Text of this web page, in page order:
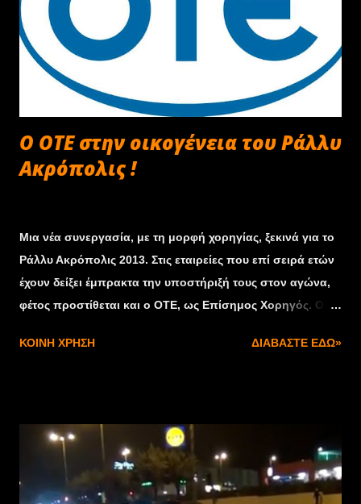
ρίσκα, αν συμβεί το <ο μη γένοιτο>. Πέραν αυτού ο ΣΟΑΑ
καλεί την ΟΜΑΕ και την ΕΘΕΑ/ΕΠΑ να αποκηρύξει
οποιαδήποτε λέσχη προβεί σε διοργάνωση αγώνα
αυτοκινήτου ή κάρτ, πριν την επαναφορά σε ισχύ του
ασφαλιστήριου συμβολαίου (του υπάρχοντος, ή άλλου
τουλάχιστον αναλόγων προδιαγραφών). Το ΔΣ
Ο ΟΤΕ στην οικογένεια του Ράλλυ
Ακρόπολις !
Μια νέα συνεργασία, με τη μορφή χορηγίας, ξεκινά για το
Ράλλυ Ακρόπολις 2013. Στις εταιρείες που επί σειρά ετών
έχουν δείξει έμπρακτα την υποστήριξή τους στον αγώνα,
φέτος προστίθεται και ο ΟΤΕ, ως Επίσημος Χορηγός. Ο
είναι ο μεγαλύτερος τηλεπικοινωνιακός πάροχος στην
ευρυζωνικές υπηρεσίες, σταθερή και κινητή τηλεφωνία,
συνδρομητικές υπηρεσίες τηλεόρασης, επικοινωνία
δεδομένων υψηλών ταχυτήτων και υπηρεσίες
ΚΟΙΝΉ ΧΡΉΣΗ ΔΙΑΒΆΣΤΕ ΕΔΏ»